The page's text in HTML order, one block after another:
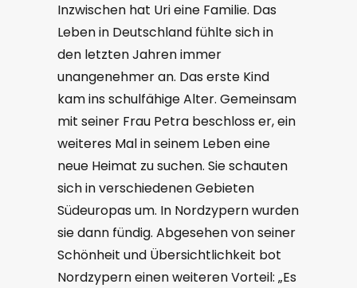
Inzwischen hat Uri eine Familie. Das
Leben in Deutschland fühlte sich in
den letzten Jahren immer
unangenehmer an. Das erste Kind
kam ins schulfähige Alter. Gemeinsam
mit seiner Frau Petra beschloss er, ein
weiteres Mal in seinem Leben eine
neue Heimat zu suchen. Sie schauten
sich in verschiedenen Gebieten
Südeuropas um. In Nordzypern wurden
sie dann fündig. Abgesehen von seiner
Schönheit und Übersichtlichkeit bot
Nordzypern einen weiteren Vorteil: „Es